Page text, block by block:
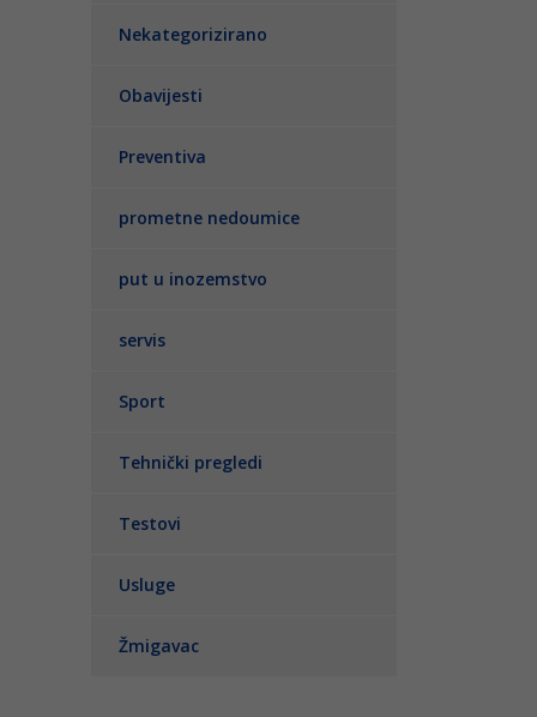
Nekategorizirano
Obavijesti
Preventiva
prometne nedoumice
put u inozemstvo
servis
Sport
Tehnički pregledi
Testovi
Usluge
Žmigavac